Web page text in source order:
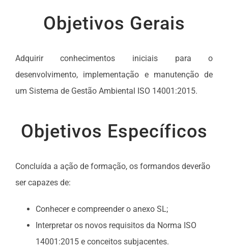
Objetivos Gerais
Adquirir conhecimentos iniciais para o
desenvolvimento, implementação e manutenção de
um Sistema de Gestão Ambiental ISO 14001:2015.
Objetivos Específicos
Concluída a ação de formação, os formandos deverão
ser capazes de:
Conhecer e compreender o anexo SL;
Interpretar os novos requisitos da Norma ISO
14001:2015 e conceitos subjacentes.